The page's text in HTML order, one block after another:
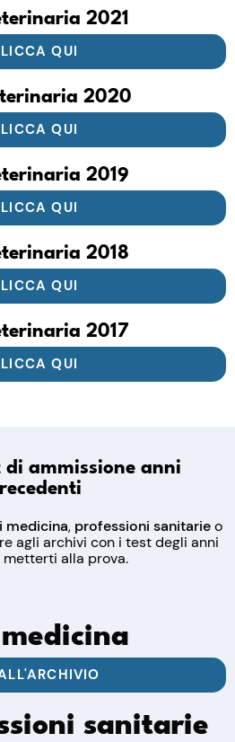
2021
QUI
2020
QUI
2019
QUI
2018
QUI
2017
QUI
ammissione anni
medicina,professioni sanitarieo
agli archivi con i test degli anni
metterti alla prova.
sanitarie